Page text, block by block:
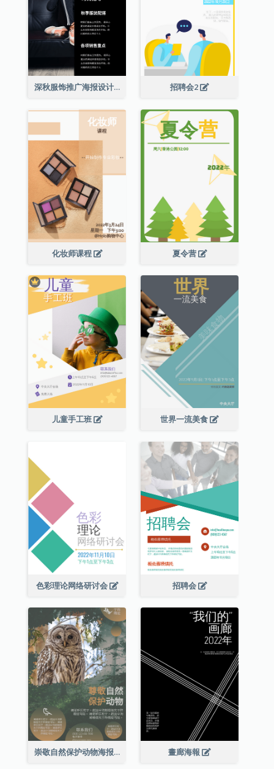
深秋服饰推广海报设计 招聘会2
化妆师课程 夏令营
儿童手工班 世界一流美食
色彩理论网络研讨会 招聘会
崇敬自然保护动物海报 畫廊海報